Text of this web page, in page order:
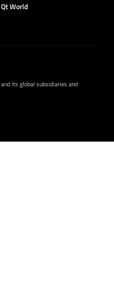
Qt World
its global subsidiaries and